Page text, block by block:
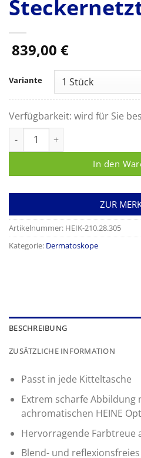
839,00 €
Variante
Verfügbarkeit: wird für Sie
HEINE DELTAone
In den
ZUR
Artikelnummer: HEIK-210.28.305
Kategorie: Dermatoskope
BESCHREIBUNG
ZUSÄTZLICHE INFORMATION
Passt in jede Kitteltasche
Extrem scharfe Abbildung
achromatischen HEINE
Hervorragende Farbtreue
Blend- und